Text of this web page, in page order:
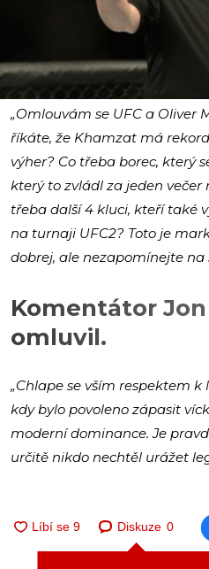
„Omlouvám se UFC a Oliver
říkáte, že Khamzat má
výher? Co třeba borec, který
který to zvládl za jeden večer
třeba další 4 kluci, kteří také
na turnaji UFC2? Toto je
dobrej, ale nezapomínejte na
Komentátor
omluvil.
„Chlape se vším respektem
kdy bylo povoleno zápasit
moderní dominance. Je
určitě nikdo nechtěl urážet
Diskuze 0